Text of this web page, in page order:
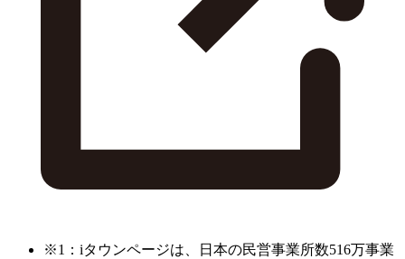
※1：iタウンページは、日本の民営事業所数516万事業